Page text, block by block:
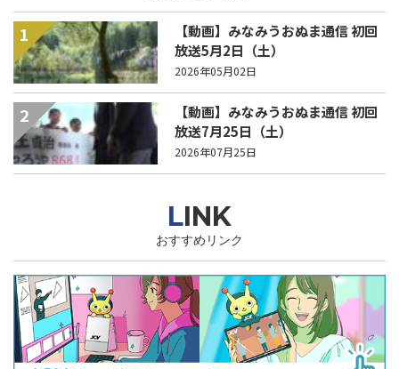
1
【動画】みなみうおぬま通信 初回
放送5月2日（土）
2026年05月02日
2
【動画】みなみうおぬま通信 初回
放送7月25日（土）
2026年07月25日
LINK
おすすめリンク